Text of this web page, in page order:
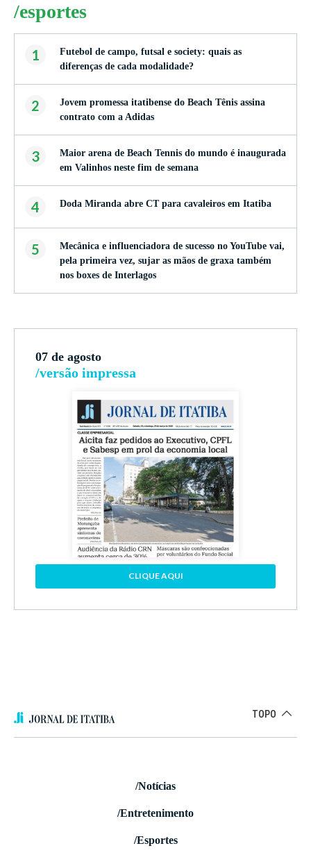
/esportes
1
Futebol de campo, futsal e society: quais as
diferenças de cada modalidade?
2
Jovem promessa itatibense do Beach Tênis assina
contrato com a Adidas
3
Maior arena de Beach Tennis do mundo é inaugurada
em Valinhos neste fim de semana
4 Doda Miranda abre CT para cavaleiros em Itatiba
5
Mecânica e influenciadora de sucesso no YouTube vai,
pela primeira vez, sujar as mãos de graxa também
nos boxes de Interlagos
07 de agosto
/versão impressa
CLIQUE AQUI
TOPO
/Notícias
/Entretenimento
/Esportes